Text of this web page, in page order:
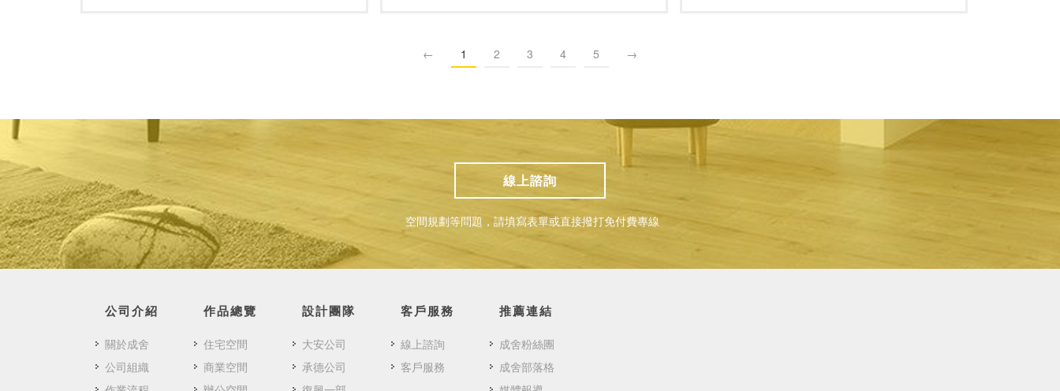
← 1 2 3 4 5 →
線上諮詢
空間規劃等問題，請填寫表單或直接撥打免付費專線
公司介紹
關於成舍
公司組織
作品總覽
住宅空間
商業空間
設計團隊
大安公司
承德公司
客戶服務
線上諮詢
客戶服務
推薦連結
成舍粉絲團
成舍部落格